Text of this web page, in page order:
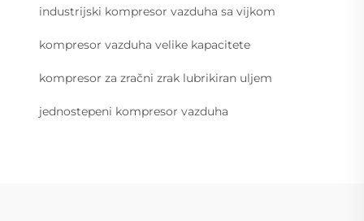
industrijski kompresor vazduha sa vijkom
kompresor vazduha velike kapacitete
kompresor za zračni zrak lubrikiran uljem
jednostepeni kompresor vazduha